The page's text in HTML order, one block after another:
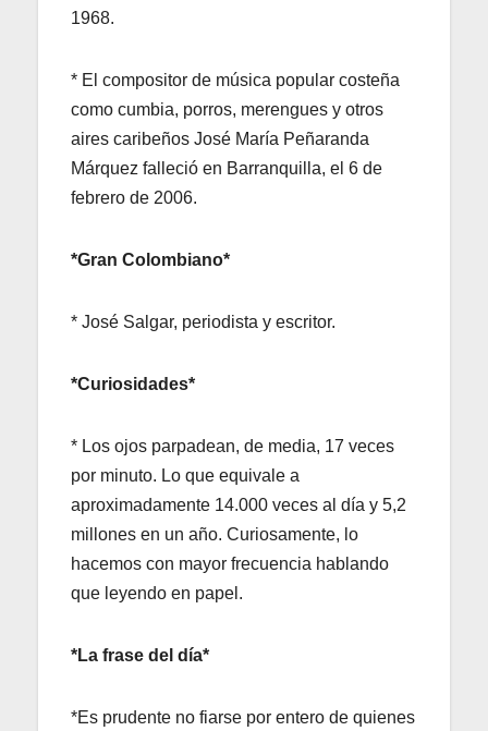
1968.
* El compositor de música popular costeña
como cumbia, porros, merengues y otros
aires caribeños José María Peñaranda
Márquez falleció en Barranquilla, el 6 de
febrero de 2006.
*Gran Colombiano*
* José Salgar, periodista y escritor.
*Curiosidades*
* Los ojos parpadean, de media, 17 veces
por minuto. Lo que equivale a
aproximadamente 14.000 veces al día y 5,2
millones en un año. Curiosamente, lo
hacemos con mayor frecuencia hablando
que leyendo en papel.
*La frase del día*
*Es prudente no fiarse por entero de quienes